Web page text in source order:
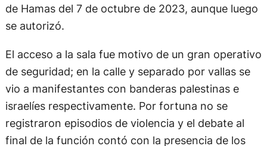
de Hamas del 7 de octubre de 2023, aunque luego
se autorizó.
El acceso a la sala fue motivo de un gran operativo
de seguridad; en la calle y separado por vallas se
vio a manifestantes con banderas palestinas e
israelíes respectivamente. Por fortuna no se
registraron episodios de violencia y el debate al
final de la función contó con la presencia de los